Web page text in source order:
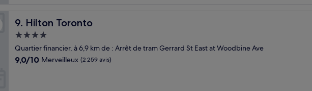
9. Hilton Toronto
Hilton Toronto
Hébergement
4.0 étoiles
Quartier financier, à 6,9 km de : Arrêt de tram Gerrard St East at Woodbine Ave
9.0
9,0/10 Merveilleux (2 259 avis)